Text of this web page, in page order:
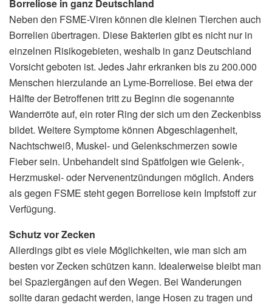
Borreliose in ganz Deutschland
Neben den FSME-Viren können die kleinen Tierchen auch
Borrelien übertragen. Diese Bakterien gibt es nicht nur in
einzelnen Risikogebieten, weshalb in ganz Deutschland
Vorsicht geboten ist. Jedes Jahr erkranken bis zu 200.000
Menschen hierzulande an Lyme-Borreliose. Bei etwa der
Hälfte der Betroffenen tritt zu Beginn die sogenannte
Wanderröte auf, ein roter Ring der sich um den Zeckenbiss
bildet. Weitere Symptome können Abgeschlagenheit,
Nachtschweiß, Muskel- und Gelenkschmerzen sowie
Fieber sein. Unbehandelt sind Spätfolgen wie Gelenk-,
Herzmuskel- oder Nervenentzündungen möglich. Anders
als gegen FSME steht gegen Borreliose kein Impfstoff zur
Verfügung.
Schutz vor Zecken
Allerdings gibt es viele Möglichkeiten, wie man sich am
besten vor Zecken schützen kann. Idealerweise bleibt man
bei Spaziergängen auf den Wegen. Bei Wanderungen
sollte daran gedacht werden, lange Hosen zu tragen und